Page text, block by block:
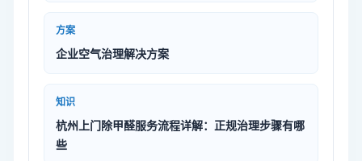
方案
企业空气治理解决方案
知识
杭州上门除甲醛服务流程详解：正规治理步骤有哪
些